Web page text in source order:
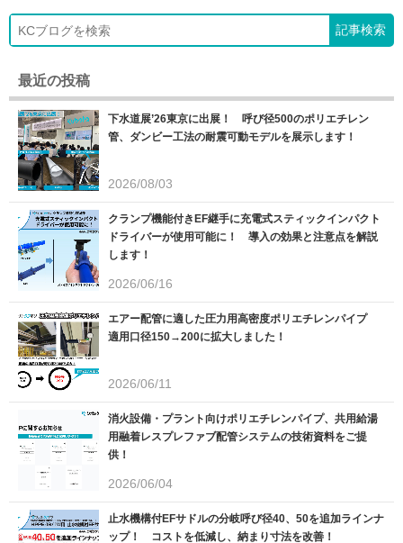
最近の投稿
下水道展’26東京に出展！ 呼び径500のポリエチレン
管、ダンビー工法の耐震可動モデルを展示します！
2026/08/03
クランプ機能付きEF継手に充電式スティックインパクト
ドライバーが使用可能に！ 導入の効果と注意点を解説
します！
2026/06/16
エアー配管に適した圧力用高密度ポリエチレンパイプ
適用口径150→200に拡大しました！
2026/06/11
消火設備・プラント向けポリエチレンパイプ、共用給湯
用融着レスプレファブ配管システムの技術資料をご提
供！
2026/06/04
止水機構付EFサドルの分岐呼び径40、50を追加ラインナ
ップ！ コストを低減し、納まり寸法を改善！